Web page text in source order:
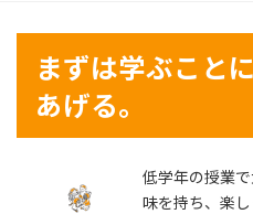
まずは学ぶこと
あげる。
低学年の授業
味を持ち、楽